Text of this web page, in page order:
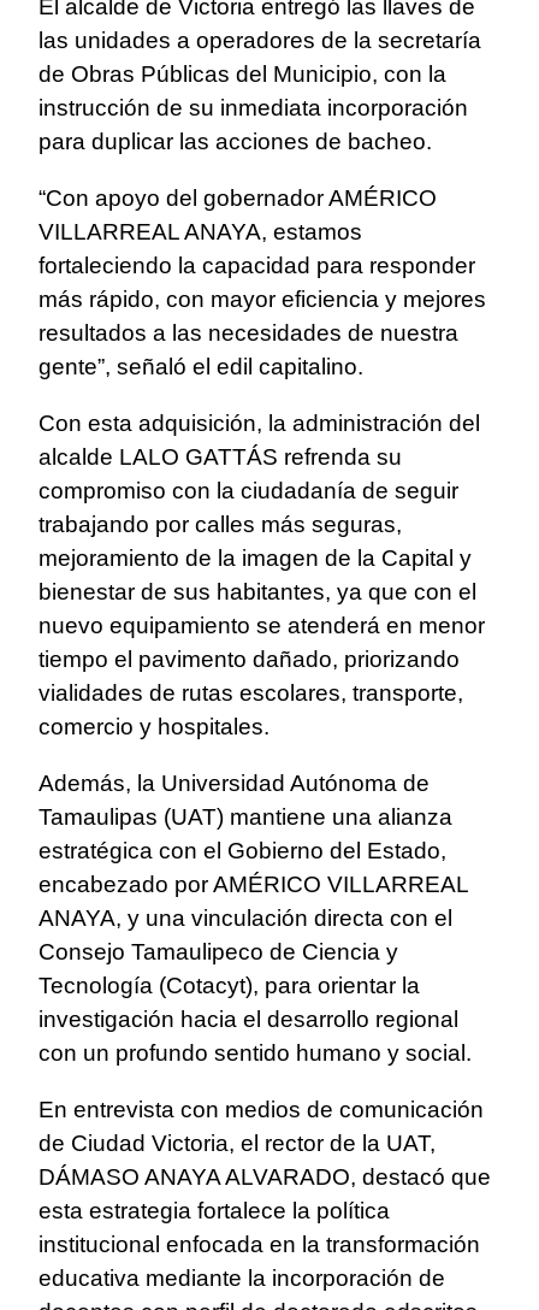
El alcalde de Victoria entregó las llaves de
las unidades a operadores de la secretaría
de Obras Públicas del Municipio, con la
instrucción de su inmediata incorporación
para duplicar las acciones de bacheo.
“Con apoyo del gobernador AMÉRICO
VILLARREAL ANAYA, estamos
fortaleciendo la capacidad para responder
más rápido, con mayor eficiencia y mejores
resultados a las necesidades de nuestra
gente”, señaló el edil capitalino.
Con esta adquisición, la administración del
alcalde LALO GATTÁS refrenda su
compromiso con la ciudadanía de seguir
trabajando por calles más seguras,
mejoramiento de la imagen de la Capital y
bienestar de sus habitantes, ya que con el
nuevo equipamiento se atenderá en menor
tiempo el pavimento dañado, priorizando
vialidades de rutas escolares, transporte,
comercio y hospitales.
Además, la Universidad Autónoma de
Tamaulipas (UAT) mantiene una alianza
estratégica con el Gobierno del Estado,
encabezado por AMÉRICO VILLARREAL
ANAYA, y una vinculación directa con el
Consejo Tamaulipeco de Ciencia y
Tecnología (Cotacyt), para orientar la
investigación hacia el desarrollo regional
con un profundo sentido humano y social.
En entrevista con medios de comunicación
de Ciudad Victoria, el rector de la UAT,
DÁMASO ANAYA ALVARADO, destacó que
esta estrategia fortalece la política
institucional enfocada en la transformación
educativa mediante la incorporación de